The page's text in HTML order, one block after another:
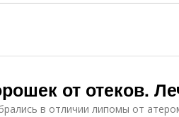
от отеков.
в отличии липомы от